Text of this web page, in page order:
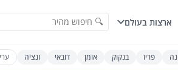
ארצות בעולם 🔍 חיפוש מהיר
פריז בנקוק אומן דובאי ונציה